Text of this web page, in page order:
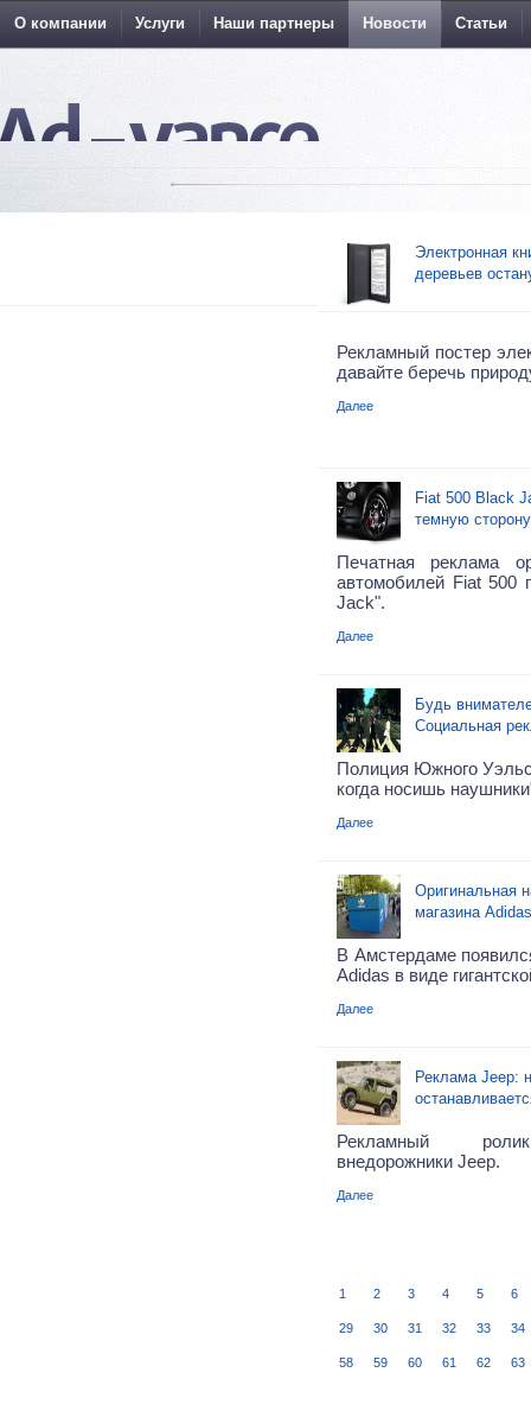
О компании Услуги Наши партнеры Новости Статьи
Электронная
деревьев
Рекламный постер
давайте беречь
Далее
Fiat 500 Black
темную
Печатная реклама
автомобилей Fiat 500
Jack".
Далее
Будь
Социальная
Полиция Южного
когда носишь
Далее
Оригинальная
магазина
В Амстердаме
Adidas в виде
Далее
Реклама Jeep:
Рекламный
внедорожники Jeep.
Далее
1 2 3 4 5 6
29 30 31 32 33 34
58 59 60 61 62 63